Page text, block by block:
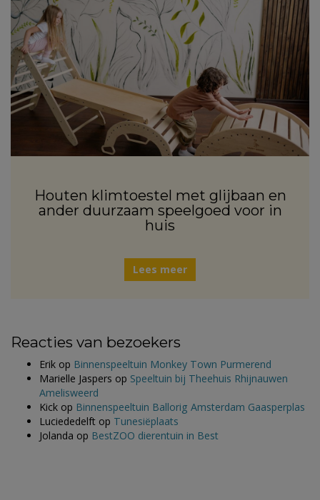
Houten klimtoestel met glijbaan en
ander duurzaam speelgoed voor in
huis
Lees meer
Reacties van bezoekers
Erik op Binnenspeeltuin Monkey Town Purmerend
Marielle Jaspers op Speeltuin bij Theehuis Rhijnauwen
Amelisweerd
Kick op Binnenspeeltuin Ballorig Amsterdam Gaasperplas
Luciededelft op Tunesiëplaats
Jolanda op BestZOO dierentuin in Best